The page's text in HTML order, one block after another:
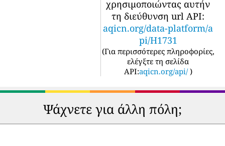
χρησιμοποιώντας αυτήν
τη διεύθυνση url API:
aqicn.org/data-platform/a
pi/H1731
(Για περισσότερες πληροφορίες,
ελέγξτε τη σελίδα
API:aqicn.org/api/ )
Ψάχνετε για άλλη πόλη;